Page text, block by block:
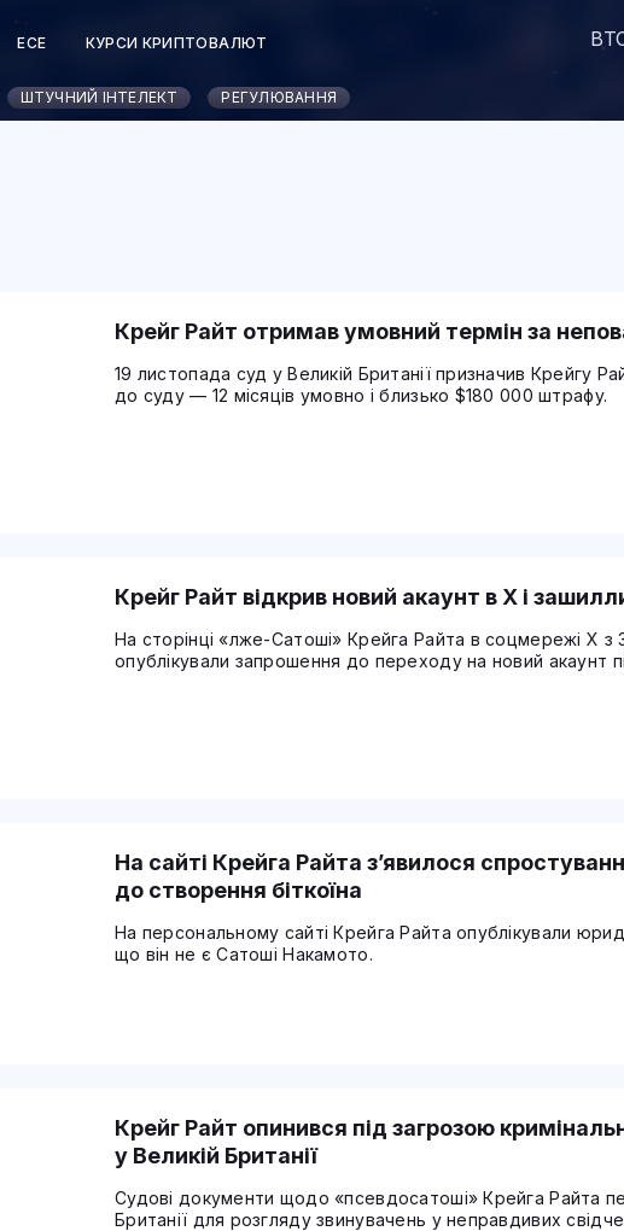
ЕСЕ КУРСИ КРИПТОВАЛЮТ
ШТУЧНИЙ ІНТЕЛЕКТ РЕГУЛЮВАННЯ
Крейг Райт отримав умовний термін за
19 листопада суд у Великій Британії призначив Крейгу
до суду — 12 місяців умовно і близько $180 000 штрафу.
Крейг Райт відкрив новий акаунт в X і
На сторінці «лже-Сатоші» Крейга Райта в соцмережі X з
опублікували запрошення до переходу на новий акаунт
На сайті Крейга Райта з’явилося
до створення біткоїна
На персональному сайті Крейга Райта опублікували
що він не є Сатоші Накамото.
Крейг Райт опинився під загрозою
у Великій Британії
Судові документи щодо «псевдосатоші» Крейга Райта
Британії для розгляду звинувачень у неправдивих